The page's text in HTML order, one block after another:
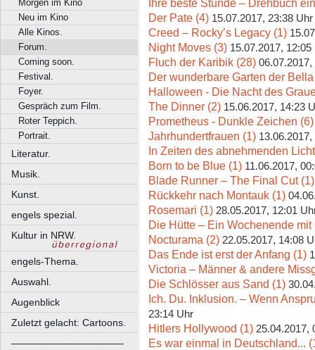
Morgen im Kino
Neu im Kino
Alle Kinos.
Forum.
Coming soon.
Festival.
Foyer.
Gespräch zum Film.
Roter Teppich.
Portrait.
Literatur.
Musik.
Kunst.
engels spezial.
Kultur in NRW.
engels-Thema.
Auswahl.
Augenblick
Zuletzt gelacht: Cartoons.
––––––––––––––––––––
Der Pate (4) 15.07.2017, 23:38 Uhr
Creed – Rocky’s Legacy (1)
Night Moves (3) 15.07.2017, 12:05
Fluch der Karibik (28)
Der wunderbare Garten der
Halloween - Die Nacht des
The Dinner (2) 15.06.2017, 14:23
Prometheus - Dunkle Zeichen (6)
Jahrhundertfrauen (1)
In Zeiten des abnehmenden
Born to be Blue (1) 11.06.2017,
Blade Runner – The Final Cut (1)
Rückkehr nach Montauk (1)
Rosemari (1) 28.05.2017, 12:01
Die Hütte – Ein Wochenende mit
Nocturama (2) 22.05.2017, 14:08
Das Ende ist erst der Anfang (1)
Victoria – Männer & andere
Die Schlösser aus Sand (1)
Ich. Du. Inklusion. – Wenn
23:14 Uhr
Hitlers Hollywood (1) 25.04.2017,
Es war einmal in Deutschland...